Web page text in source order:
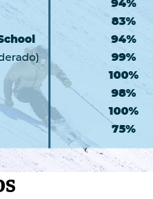
un